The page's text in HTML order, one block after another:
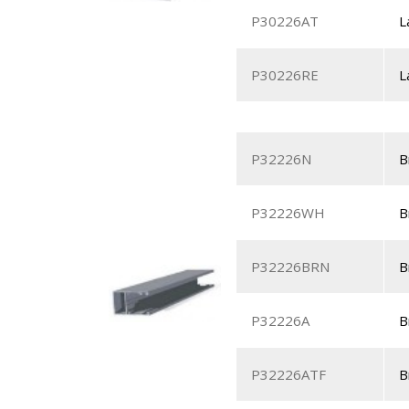
P30226AT
P30226RE
P32226N
P32226WH
P32226BRN
P32226A
P32226ATF